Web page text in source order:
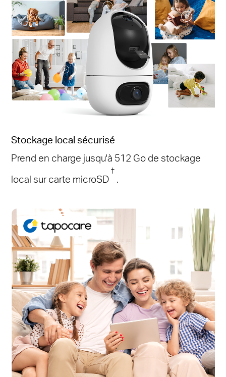
Stockage local sécurisé
Prend en charge jusqu'à 512 Go de stockage
local sur carte microSD
†
.